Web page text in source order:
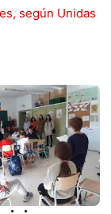
según Unidas